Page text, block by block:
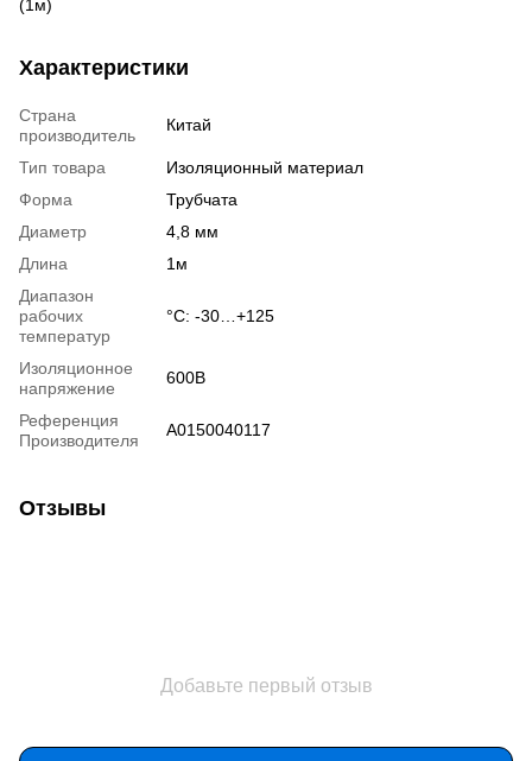
(1м)
Характеристики
Страна
производитель
Китай
Тип товара
Изоляционный материал
Форма
Трубчата
Диаметр
4,8 мм
Длина
1м
Диапазон
рабочих
температур
°С: -30…+125
Изоляционное
напряжение
600В
Референция
Производителя
A0150040117
Отзывы
Добавьте первый отзыв